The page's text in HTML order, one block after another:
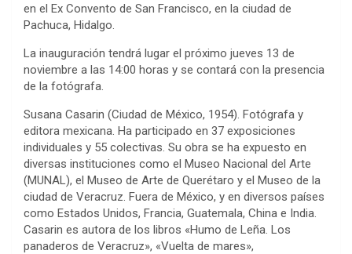
en el Ex Convento de San Francisco, en la ciudad de
Pachuca, Hidalgo.
La inauguración tendrá lugar el próximo jueves 13 de
noviembre a las 14:00 horas y se contará con la presencia
de la fotógrafa.
Susana Casarin (Ciudad de México, 1954). Fotógrafa y
editora mexicana. Ha participado en 37 exposiciones
individuales y 55 colectivas. Su obra se ha expuesto en
diversas instituciones como el Museo Nacional del Arte
(MUNAL), el Museo de Arte de Querétaro y el Museo de la
ciudad de Veracruz. Fuera de México, y en diversos países
como Estados Unidos, Francia, Guatemala, China e India.
Casarin es autora de los libros «Humo de Leña. Los
panaderos de Veracruz», «Vuelta de mares»,